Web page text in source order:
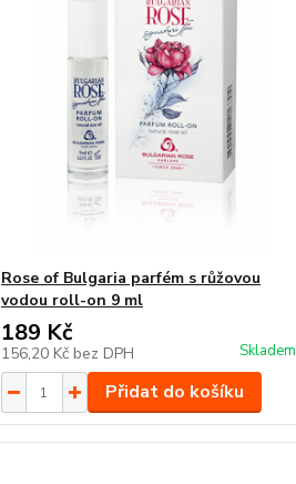
Rose of Bulgaria parfém s růžovou
vodou roll-on 9 ml
189 Kč
156,20 Kč bez DPH Skladem
Přidat do košíku